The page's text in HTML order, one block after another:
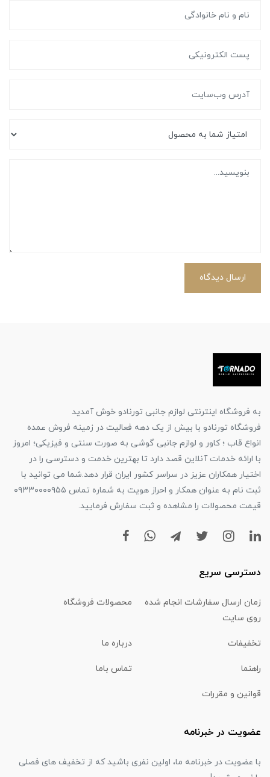
ارسال دیدگاه
به فروشگاه اینترنتی لوازم جانبی تورنادو خوش آمدید
فروشگاه تورنادو با بیش از یک دهه فعالیت در زمینه فروش عمده
انواع قاب ؛ کاور و لوازم جانبی گوشی به صورت سنتی و فیزیکی؛ امروز
با ارائه خدمات آنلاین قصد دارد تا بهترین خدمت و دسترسی را در
اختیار همکاران عزیز در سراسر کشور ایران قرار دهد.شما می توانید با
ثبت نام به عنوان همکار و احراز هویت به شماره تماس ۰۹۳۳۰۰۰۰۹۵۵
قیمت محصولات را مشاهده و ثبت سفارش فرمایید.
دسترسی سریع
زمان ارسال سفارشات انجام شده
روی سایت
محصولات فروشگاه
تخفیفات درباره ما
راهنما تماس باما
قوانین و مقررات
عضویت در خبرنامه
با عضویت در خبرنامه ما، اولین نفری باشید که از تخفیف های فصلی